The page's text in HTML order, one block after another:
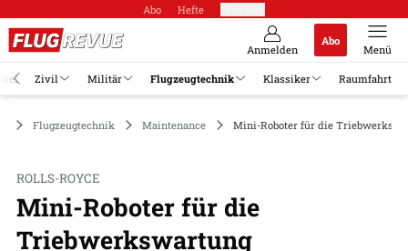
Abo Hefte
Anmelden
Abo
Menü
Zivil Militär Flugzeugtechnik Klassiker Raumfahrt
Flugzeugtechnik Maintenance Mini-Roboter für die
ROLLS-ROYCE
Mini-Roboter für die
Triebwerkswartung